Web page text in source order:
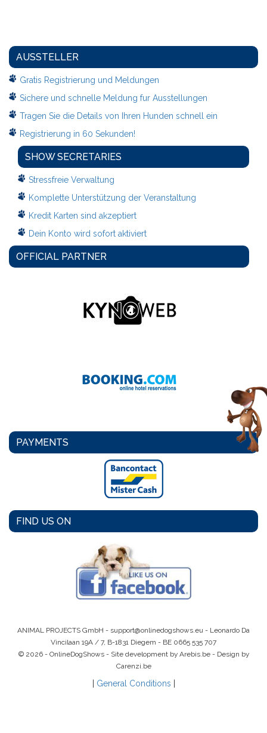
AUSSTELLER
Gratis Registrierung und Meldungen
Sichere und schnelle Meldung fur Ausstellungen
Tragen Sie die Details von Ihren Hunden schnell ein
Registrierung in 60 Sekunden!
SHOW SECRETARIES
Stressfreie Verwaltung
Komplette Unterstützung der Veranstaltung
Kredit Karten sind akzeptiert
Dein Konto wird sofort aktiviert
OFFICIAL PARTNER
PAYMENTS
FIND US ON
ANIMAL PROJECTS GmbH - support@onlinedogshows.eu - Leonardo Da
Vincilaan 19A / 7, B-1831 Diegem - BE 0665 535 707
© 2026 - OnlineDogShows - Site development by Arebis.be - Design by
Carenzi.be
General Conditions